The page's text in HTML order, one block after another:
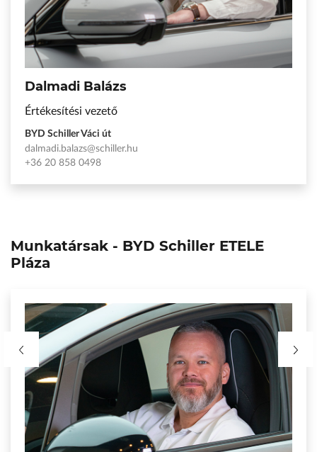
Katona Zsolt
Értékesítési tanácsadó
BYD Schiller Váci út
katona.zsolt@schiller.hu
+36 20 858 0458
Munkatársak - BYD Schiller ETELE
Pláza